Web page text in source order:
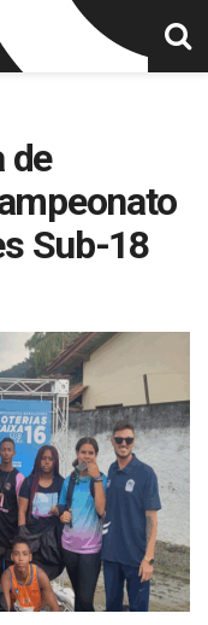
de
Sub-18